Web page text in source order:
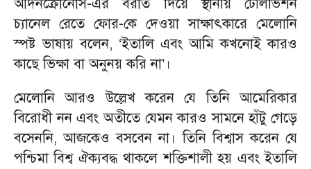
আদনক্রোনোস-এর বরাত দিয়ে স্থানীয় টেলিভিশন
চ্যানেল রেতে ফোর-কে দেওয়া সাক্ষাৎকারে মেলোনি
স্পষ্ট ভাষায় বলেন, ‘ইতালি এবং আমি কখনোই কারও
কাছে ভিক্ষা বা অনুনয় করি না’।
মেলোনি আরও উল্লেখ করেন যে তিনি আমেরিকার
বিরোধী নন এবং অতীতে যেমন কারও সামনে হাঁটু গেড়ে
বসেননি, আজকেও বসবেন না। তিনি বিশ্বাস করেন যে
পশ্চিমা বিশ্ব ঐক্যবদ্ধ থাকলে শক্তিশালী হয় এবং ইতালি